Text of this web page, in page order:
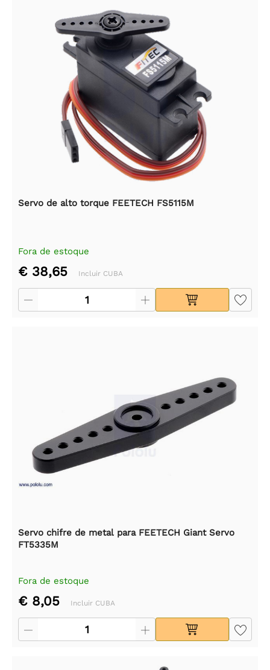
Servo de alto torque FEETECH FS5115M
Fora de estoque
€ 38,65 Incluir CUBA
Servo chifre de metal para FEETECH Giant Servo
FT5335M
Fora de estoque
€ 8,05 Incluir CUBA